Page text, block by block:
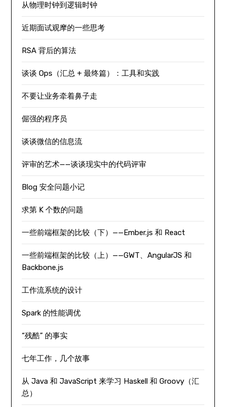
从物理时钟到逻辑时钟
近期面试观摩的一些思考
RSA 背后的算法
谈谈 Ops（汇总 + 最终篇）：工具和实践
不要让业务牵着鼻子走
倔强的程序员
谈谈微信的信息流
评审的艺术——谈谈现实中的代码评审
Blog 安全问题小记
求第 K 个数的问题
一些前端框架的比较（下）——Ember.js 和 React
一些前端框架的比较（上）——GWT、AngularJS 和
Backbone.js
工作流系统的设计
Spark 的性能调优
“残酷” 的事实
七年工作，几个故事
从 Java 和 JavaScript 来学习 Haskell 和 Groovy（汇
总）